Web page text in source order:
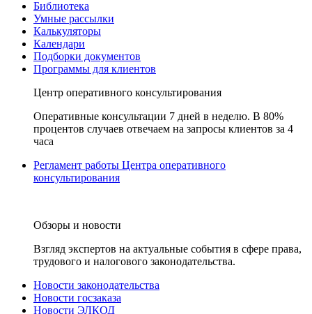
Библиотека
Умные рассылки
Калькуляторы
Календари
Подборки документов
Программы для клиентов
Центр оперативного консультирования
Оперативные консультации 7 дней в неделю. В 80%
процентов случаев отвечаем на запросы клиентов за 4
часа
Регламент работы Центра оперативного
консультирования
Обзоры и новости
Взгляд экспертов на актуальные события в сфере права,
трудового и налогового законодательства.
Новости законодательства
Новости госзаказа
Новости ЭЛКОД